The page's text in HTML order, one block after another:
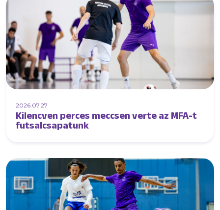
2026.07.27
Kilencven perces meccsen verte az MFA-t
futsalcsapatunk